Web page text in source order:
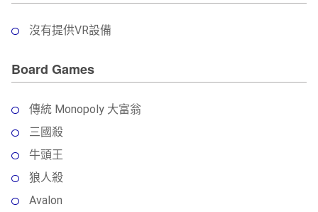
沒有提供VR設備
Board Games
傳統 Monopoly 大富翁
三國殺
牛頭王
狼人殺
Avalon